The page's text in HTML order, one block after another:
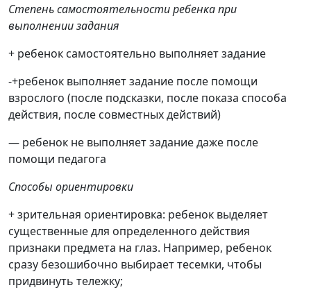
Степень самостоятельности ребенка при
выполнении задания
+ ребенок самостоятельно выполняет задание
-+ребенок выполняет задание после помощи
взрослого (после подсказки, после показа способа
действия, после совместных действий)
— ребенок не выполняет задание даже после
помощи педагога
Способы ориентировки
+ зрительная ориентировка: ребенок выделяет
существенные для определенного действия
признаки предмета на глаз. Например, ребенок
сразу безошибочно выбирает тесемки, чтобы
придвинуть тележку;